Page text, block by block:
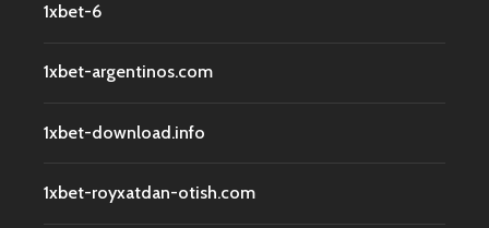
1xbet-6
1xbet-argentinos.com
1xbet-download.info
1xbet-royxatdan-otish.com